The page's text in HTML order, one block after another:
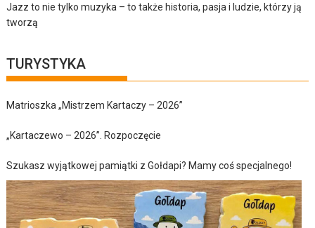
Jazz to nie tylko muzyka – to także historia, pasja i ludzie, którzy ją
tworzą
TURYSTYKA
Matrioszka „Mistrzem Kartaczy – 2026”
„Kartaczewo – 2026”. Rozpoczęcie
Szukasz wyjątkowej pamiątki z Gołdapi? Mamy coś specjalnego!